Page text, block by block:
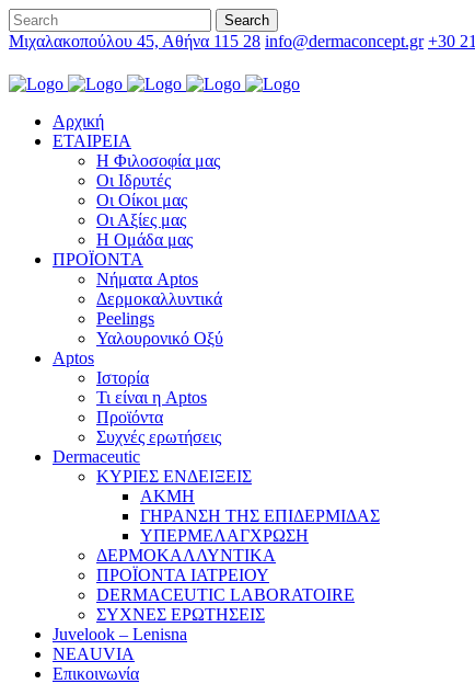
Μιχαλακοπούλου 45, Αθήνα 115 28 info@dermaconcept.gr +30
Αρχική
ΕΤΑΙΡΕΙΑ
Η Φιλοσοφία μας
Οι Ιδρυτές
Οι Οίκοι μας
Οι Αξίες μας
Η Ομάδα μας
ΠΡΟΪΟΝΤΑ
Νήματα Aptos
Δερμοκαλλυντικά
Peelings
Υαλουρονικό Οξύ
Aptos
Ιστορία
Τι είναι η Aptos
Προϊόντα
Συχνές ερωτήσεις
Dermaceutic
ΚΥΡΙΕΣ ΕΝΔΕΙΞΕΙΣ
ΑΚΜΗ
ΓΗΡΑΝΣΗ ΤΗΣ ΕΠΙΔΕΡΜΙΔΑΣ
ΥΠΕΡΜΕΛΑΓΧΡΩΣΗ
ΔΕΡΜΟΚΑΛΛΥΝΤΙΚΑ
ΠΡΟΪΟΝΤΑ ΙΑΤΡΕΙΟΥ
DERMACEUTIC LABORATOIRE
ΣΥΧΝΕΣ ΕΡΩΤΗΣΕΙΣ
Juvelook – Lenisna
NEAUVIA
Επικοινωνία